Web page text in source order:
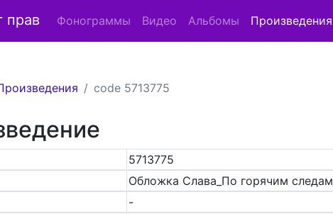
прав Фонограммы Видео Альбомы Произведения
code 5713775
5713775
Обложка Слава_По горячим следам
-